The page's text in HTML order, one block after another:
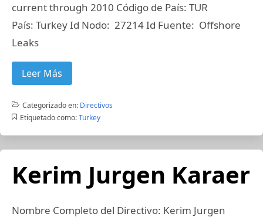
current through 2010 Código de País: TUR
País: Turkey Id Nodo: 27214 Id Fuente: Offshore
Leaks
Leer Más
Categorizado en: Directivos
Etiquetado como: Turkey
Kerim Jurgen Karaer
Nombre Completo del Directivo: Kerim Jurgen